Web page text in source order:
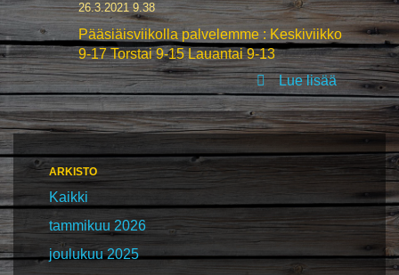
26.3.2021 9.38
Pääsiäisviikolla palvelemme : Keskiviikko
9-17 Torstai 9-15 Lauantai 9-13
Lue lisää
ARKISTO
Kaikki
tammikuu 2026
joulukuu 2025